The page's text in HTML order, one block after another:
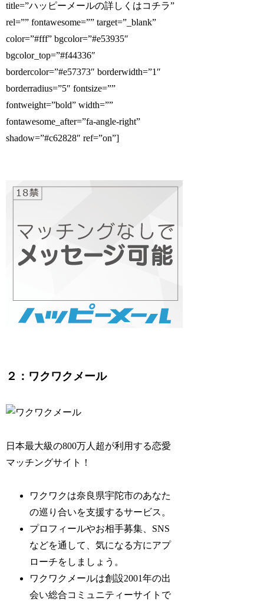
title=”ハッピーメールの詳しくはコチラ”
rel=”” fontawesome=”” target=”_blank”
color=”#fff” bgcolor=”#e53935″
bgcolor_top=”#f44336″
bordercolor=”#e57373″ borderwidth=”1″
borderradius=”5″ fontsize=””
fontweight=”bold” width=””
fontawesome_after=”fa-angle-right”
shadow=”#c62828″ ref=”on”]
２：ワクワクメール
日本最大級の800万人超が利用する恋愛
マッチングサイト！
ワクワクは奈良県宇陀市のあなた
の巡り合いを支援するサービス。
プロフィールやお相手募集、SNS
などを通して、気になる方にアプ
ローチをしましょう。
ワクワクメールは創設2001年の出
会い総合コミュニティーサイトで